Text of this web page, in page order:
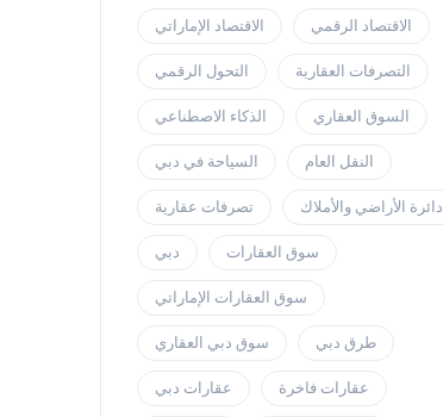
الاقتصاد الإماراتي الاقتصاد الرقمي
التحول الرقمي التصرفات العقارية
الذكاء الاصطناعي السوق العقاري
السياحة في دبي النقل العام
تصرفات عقارية دائرة الأراضي والأملاك
دبي سوق العقارات
سوق العقارات الإماراتي
سوق دبي العقاري طرق دبي
عقارات دبي عقارات فاخرة